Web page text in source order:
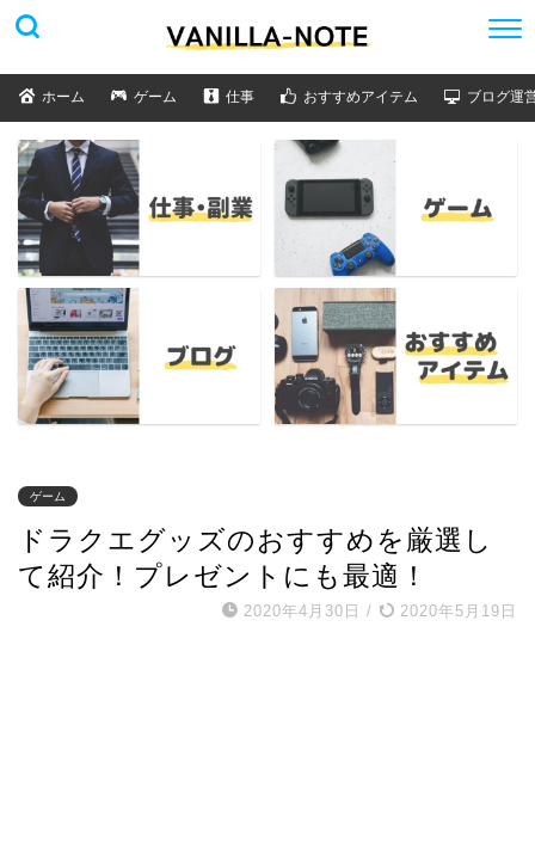
ホーム ゲーム 仕事 おすすめアイテム ブログ運
ゲーム
ドラクエグッズのおすすめを厳選し
て紹介！プレゼントにも最適！
2020年4月30日 / 2020年5月19日